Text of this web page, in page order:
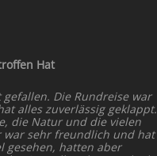
Hat
gefallen. Die Rundreise war
alles zuverlässig geklappt.
die Natur und die vielen
war sehr freundlich und hat
gesehen, hatten aber